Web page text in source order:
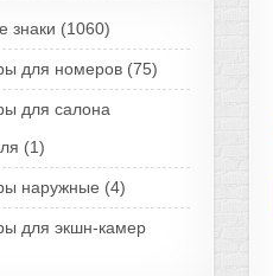
знаки (1060)
для номеров (75)
для салона
(1)
наружные (4)
для экшн-камер